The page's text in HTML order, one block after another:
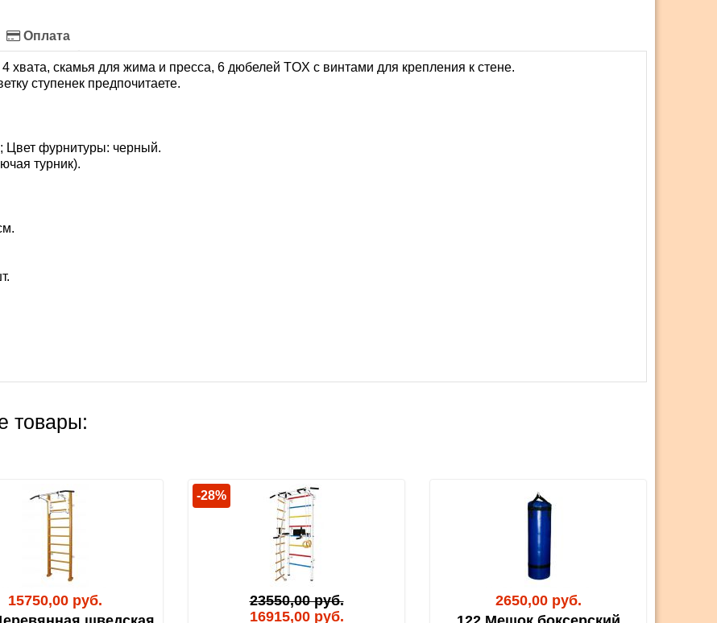
Оплата
хвата, скамья для жима и пресса, 6 дюбелей TOX с винтами для крепления к стене.
ступенек предпочитаете.
Цвет фурнитуры: черный.
турник).
товары:
15750,00 руб.
-28%
23550,00 руб.
16915,00 руб.
2650,00 руб.